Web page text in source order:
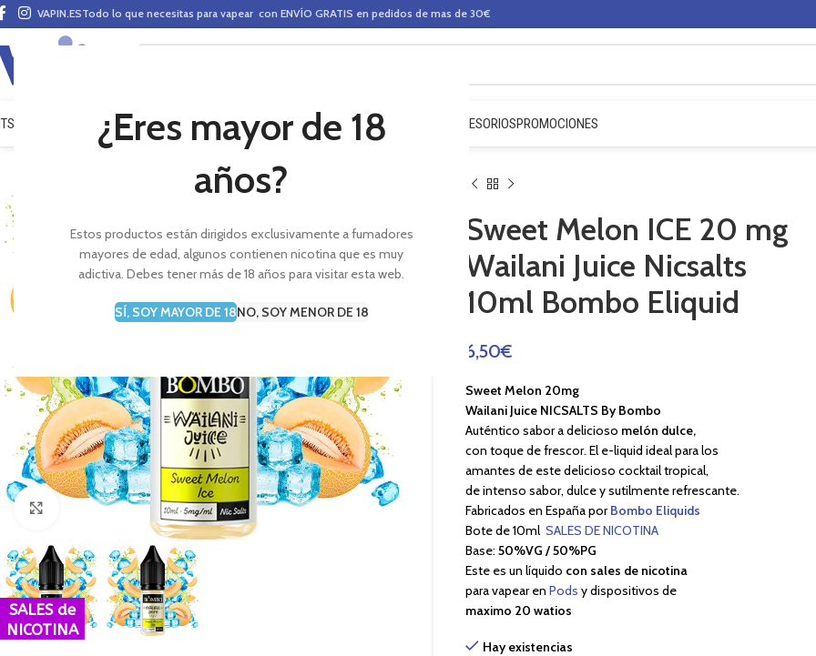
¿Eres mayor de 18
años?
Estos productos están dirigidos exclusivamente a fumadores
mayores de edad, algunos contienen nicotina que es muy
adictiva. Debes tener más de 18 años para visitar esta web.
SÍ, SOY MAYOR DE 18NO, SOY MENOR DE 18
VAPIN.ESTodo lo que necesitas para vapear con ENVÍO GRATIS en pedidos de mas de 30€
VAPEO MODS CLAROMIZADORES BASES Y AROMAS (ALQUIMIA) ACCESORIOSPROMOCIONES
Haga Click para agrandar
SALES de
NICOTINA
Sweet Melon ICE 20 mg
Wailani Juice Nicsalts
10ml Bombo Eliquid
6,50€
Sweet Melon 20mg
Wailani Juice NICSALTS By Bombo
Auténtico sabor a delicioso melón dulce,
con toque de frescor. El e-liquid ideal para los
amantes de este delicioso cocktail tropical,
de intenso sabor, dulce y sutilmente refrescante.
Fabricados en España porBombo Eliquids
Bote de 10mlSALES DE NICOTINA
Base: 50%VG / 50%PG
Este es un líquido con sales de nicotina
para vapear enPods y dispositivos de
maximo 20 watios
Hay existencias